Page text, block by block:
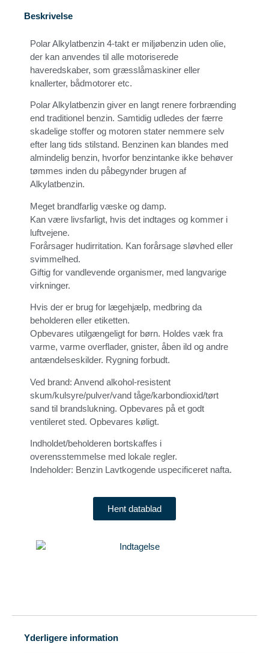
Beskrivelse
Polar Alkylatbenzin 4-takt er miljøbenzin uden olie,
der kan anvendes til alle motoriserede
haveredskaber, som græsslåmaskiner eller
knallerter, bådmotorer etc.
Polar Alkylatbenzin giver en langt renere forbrænding
end traditionel benzin. Samtidig udledes der færre
skadelige stoffer og motoren stater nemmere selv
efter lang tids stilstand. Benzinen kan blandes med
almindelig benzin, hvorfor benzintanke ikke behøver
tømmes inden du påbegynder brugen af
Alkylatbenzin.
Meget brandfarlig væske og damp.
Kan være livsfarligt, hvis det indtages og kommer i
luftvejene.
Forårsager hudirritation. Kan forårsage sløvhed eller
svimmelhed.
Giftig for vandlevende organismer, med langvarige
virkninger.
Hvis der er brug for lægehjælp, medbring da
beholderen eller etiketten.
Opbevares utilgængeligt for børn. Holdes væk fra
varme, varme overflader, gnister, åben ild og andre
antændelseskilder. Rygning forbudt.
Ved brand: Anvend alkohol-resistent
skum/kulsyre/pulver/vand tåge/karbondioxid/tørt
sand til brandslukning. Opbevares på et godt
ventileret sted. Opbevares køligt.
Indholdet/beholderen bortskaffes i
overensstemmelse med lokale regler.
Indeholder: Benzin Lavtkogende uspecificeret nafta.
Hent datablad
Yderligere information